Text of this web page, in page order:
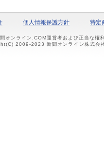
個人情報保護方針 特定
ンライン.COM運営者および正当な権
2009-2023 新聞オンライン株式会